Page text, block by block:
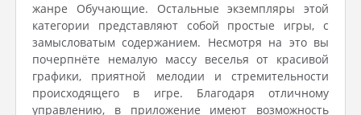
жанре Обучающие. Остальные экземпляры этой
категории представляют собой простые игры, с
замысловатым содержанием. Несмотря на это вы
почерпнёте немалую массу веселья от красивой
графики, приятной мелодии и стремительности
происходящего в игре. Благодаря отличному
управлению, в приложение имеют возможность